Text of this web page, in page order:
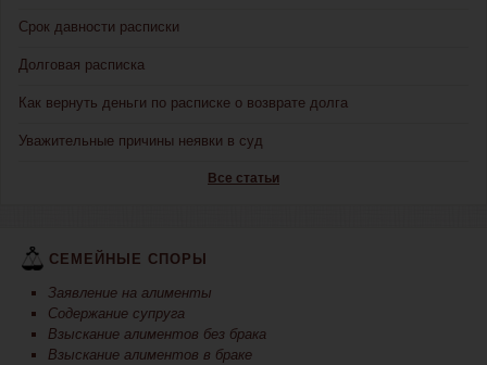
Срок давности расписки
Долговая расписка
Как вернуть деньги по расписке о возврате долга
Уважительные причины неявки в суд
Все статьи
СЕМЕЙНЫЕ СПОРЫ
Заявление на алименты
Содержание супруга
Взыскание алиментов без брака
Взыскание алиментов в браке